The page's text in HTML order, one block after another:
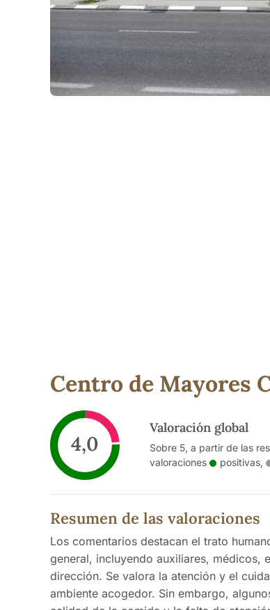
Centro de Mayores
4,0
Valoración global
Sobre 5, a partir de las
valoraciones
positivas,
Resumen de las valoraciones
Los comentarios destacan el trato
general, incluyendo auxiliares, médicos,
dirección. Se valora la atención y el
ambiente acogedor. Sin embargo,